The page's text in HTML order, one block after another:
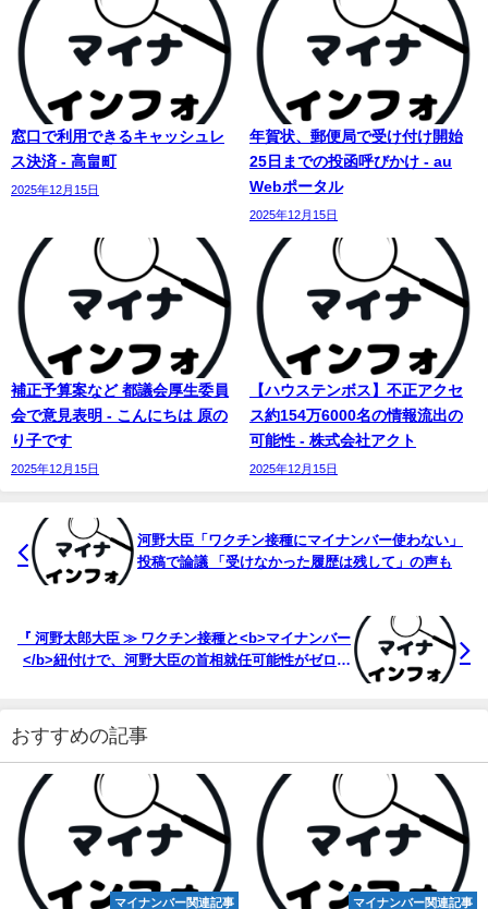
窓口で利用できるキャッシュレ
ス決済 - 高畠町
2025年12月15日
年賀状、郵便局で受け付け開始
25日までの投函呼びかけ - au
Webポータル
2025年12月15日
補正予算案など 都議会厚生委員
会で意見表明 - こんにちは 原の
り子です
2025年12月15日
【ハウステンボス】不正アクセ
ス約154万6000名の情報流出の
可能性 - 株式会社アクト
2025年12月15日
河野大臣「ワクチン接種にマイナンバー使わない」
投稿で論議 「受けなかった履歴は残して」の声も
『 河野太郎大臣 ≫ ワクチン接種と<b>マイナンバー
</b>紐付けで、河野大臣の首相就任可能性がゼロに
おすすめの記事
マイナンバー関連記事 マイナンバー関連記事